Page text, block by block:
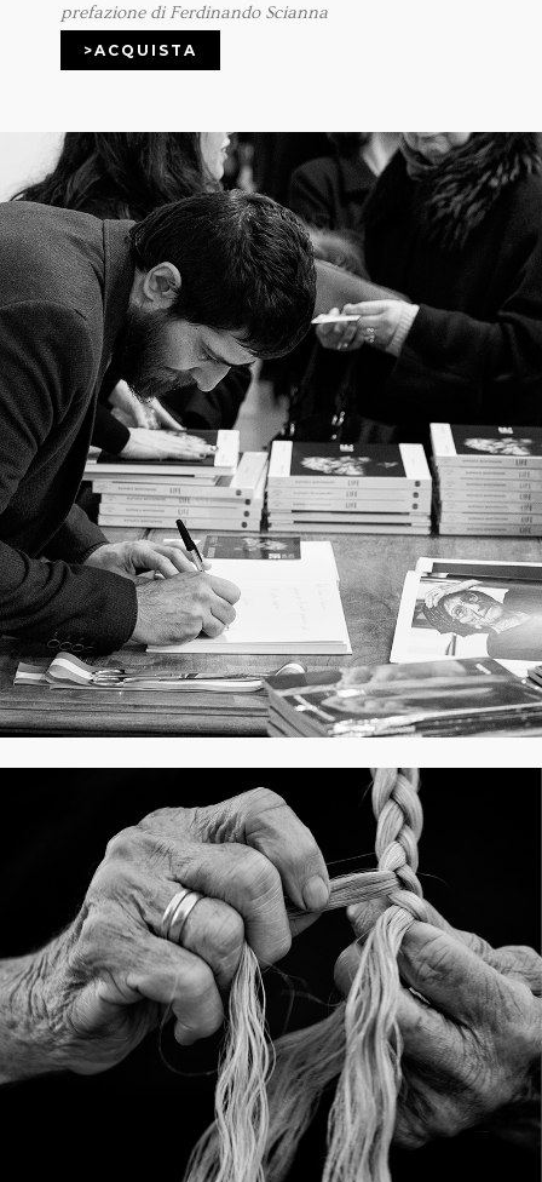
prefazione di Ferdinando Scianna
>ACQUISTA